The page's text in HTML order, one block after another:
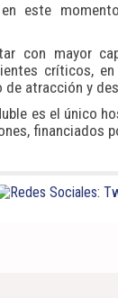
este
con mayor
críticos,
de atracción y
es el único
financiados